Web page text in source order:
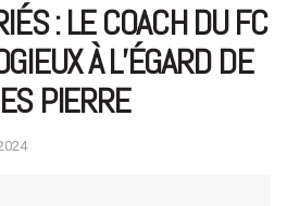
: LE COACH DU FC
À L’ÉGARD DE
PIERRE